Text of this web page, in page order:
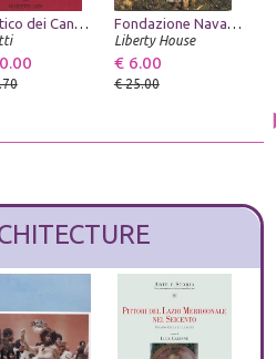
Il Cantico dei Cantici Fondazione Navarra. Un'istituzione Ferrarese
Liberty House
€ 6.00
€ 25.00